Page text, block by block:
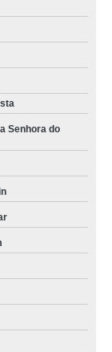
Senhora do